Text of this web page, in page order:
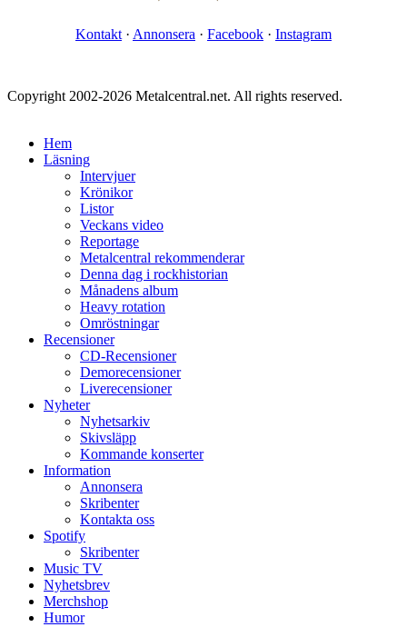
Kontakt · Annonsera · Facebook · Instagram
Copyright 2002-2026 Metalcentral.net. All rights reserved.
Hem
Läsning
Intervjuer
Krönikor
Listor
Veckans video
Reportage
Metalcentral rekommenderar
Denna dag i rockhistorian
Månadens album
Heavy rotation
Omröstningar
Recensioner
CD-Recensioner
Demorecensioner
Liverecensioner
Nyheter
Nyhetsarkiv
Skivsläpp
Kommande konserter
Information
Annonsera
Skribenter
Kontakta oss
Spotify
Skribenter
Music TV
Nyhetsbrev
Merchshop
Humor